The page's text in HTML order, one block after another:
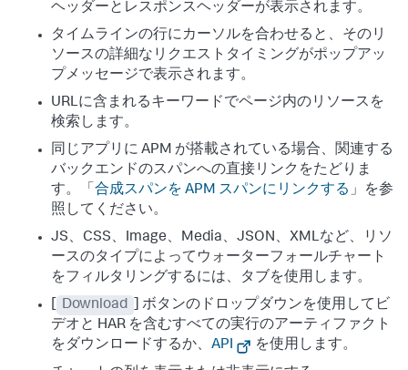
ヘッダーとレスポンスヘッダーが表示されます。
タイムラインの行にカーソルを合わせると、そのリ
ソースの詳細なリクエストタイミングがポップアッ
プメッセージで表示されます。
URLに含まれるキーワードでページ内のリソースを
検索します。
同じアプリに APM が搭載されている場合、関連する
バックエンドのスパンへの直接リンクをたどりま
す。「 合成スパンを APM スパンにリンクする 」を参
照してください。
JS、CSS、Image、Media、JSON、XMLなど、リソ
ースのタイプによってウォーターフォールチャート
をフィルタリングするには、タブを使用します。
Download
] ボタンのドロップダウンを使用してビ
デオと HAR を含むすべての実行のアーティファクト
をダウンロードするか、 API
を使用します。